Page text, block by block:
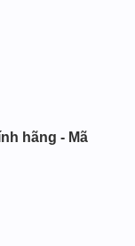
hãng - Mã